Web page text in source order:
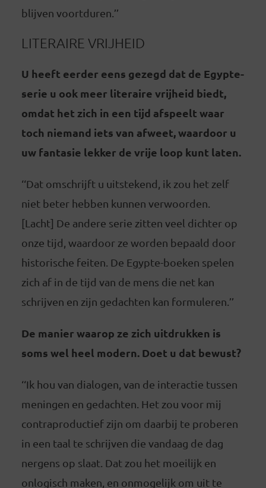
blijven voortduren.’’
LITERAIRE VRIJHEID
U heeft eerder eens gezegd dat de Egypte-
serie u ook meer literaire vrijheid biedt,
omdat het zich in een tijd afspeelt waar
toch niemand iets van afweet, waardoor u
uw fantasie lekker de vrije loop kunt laten.
‘‘Dat omschrijft u uitstekend, ik zou het zelf
niet beter hebben kunnen verwoorden.
[Lacht] De andere serie zitten veel dichter op
onze tijd, waardoor ze worden bepaald door
historische feiten. De Egypte-boeken spelen
zich af in de tijd van de mens die net kan
schrijven en zijn gedachten kan formuleren.’’
De manier waarop ze zich uitdrukken is
soms wel heel modern. Doet u dat bewust?
‘‘Ik hou van dialogen, van de interactie tussen
meningen en gedachten. Het zou voor mij
contraproductief zijn om daarbij te proberen
in een taal te schrijven die vandaag de dag
nergens op slaat. Dat zou het moeilijk en
onlogisch maken, en onmogelijk om uit te